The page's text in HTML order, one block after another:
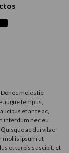
molestie
augue tempus,
et ante ac,
interdum nec eu
ac dui vitae
mollis ipsum ut
et turpis suscipit, et